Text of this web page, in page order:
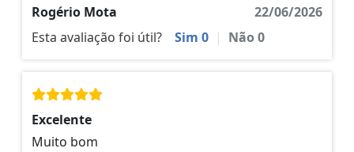
Rogério Mota
22/06/2026
Esta avaliação foi útil?
Sim 0 | Não0
Excelente
Muito bom